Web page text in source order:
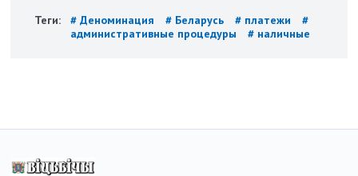
Теги: # Деноминация # Беларусь # платежи
#
административные процедуры
# наличные